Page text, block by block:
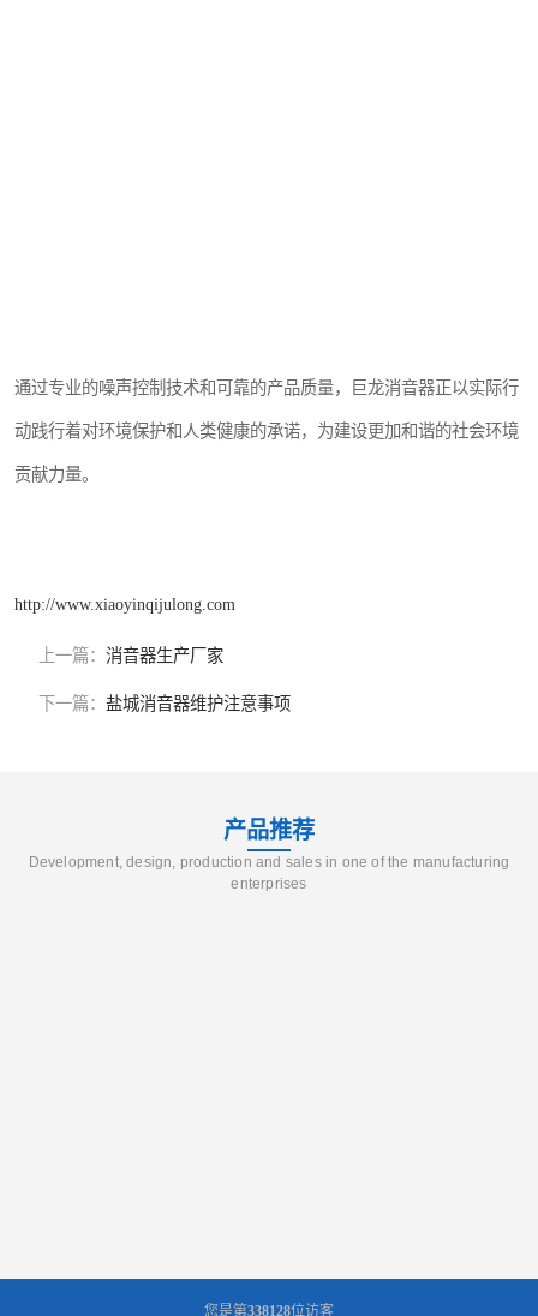
通过专业的噪声控制技术和可靠的产品质量，巨龙消音器正以实际行
动践行着对环境保护和人类健康的承诺，为建设更加和谐的社会环境
贡献力量。
http://www.xiaoyinqijulong.com
上一篇： 消音器生产厂家
下一篇： 盐城消音器维护注意事项
产品推荐
Development, design, production and sales in one of the manufacturing
enterprises
您是第338128位访客